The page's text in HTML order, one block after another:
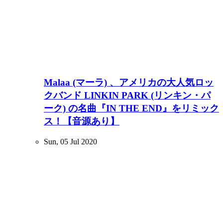
Malaa (マーラ) 、アメリカの大人気ロッ
クバンド LINKIN PARK (リンキン・パ
ーク) の名曲『IN THE END』をリミック
ス！【音源あり】
Sun, 05 Jul 2020